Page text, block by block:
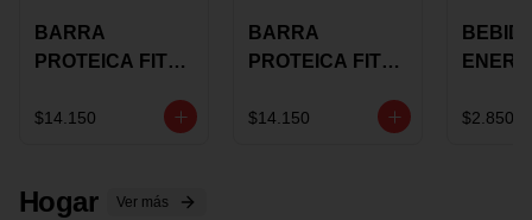
BARRA
PROTEICA FIT
CHOCOLATE X
$14.150
BARRA
PROTEICA FIT
GRS
$14.150
STACK 6G
$2.850
Hogar Ver más